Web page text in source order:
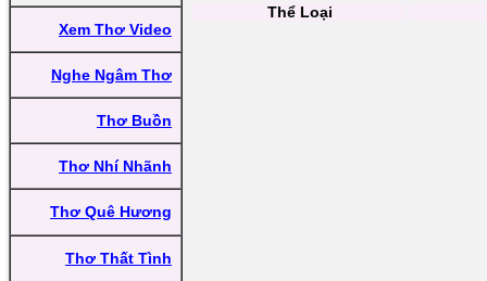
Xem Thơ Video
Nghe Ngâm Thơ
Thơ Buồn
Thơ Nhí Nhãnh
Thơ Quê Hương
Thơ Thất Tình
Thể Loại